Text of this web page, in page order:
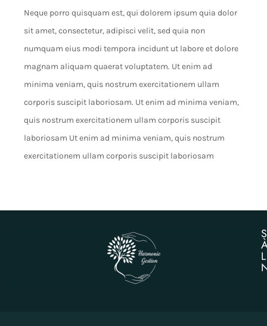
Neque porro quisquam est, qui dolorem ipsum quia dolor
sit amet, consectetur, adipisci velit, sed quia non
numquam eius modi tempora incidunt ut labore et dolore
magnam aliquam quaerat voluptatem. Ut enim ad
minima veniam, quis nostrum exercitationem ullam
corporis suscipit laboriosam. Ut enim ad minima veniam,
quis nostrum exercitationem ullam corporis suscipit
laboriosam Ut enim ad minima veniam, quis nostrum
exercitationem ullam corporis suscipit laboriosam